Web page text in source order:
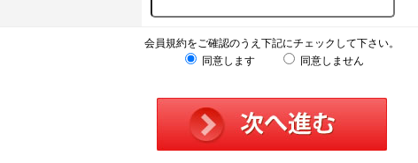
会員規約をご確認のうえ下記にチェックして下さい。
同意します
同意しません